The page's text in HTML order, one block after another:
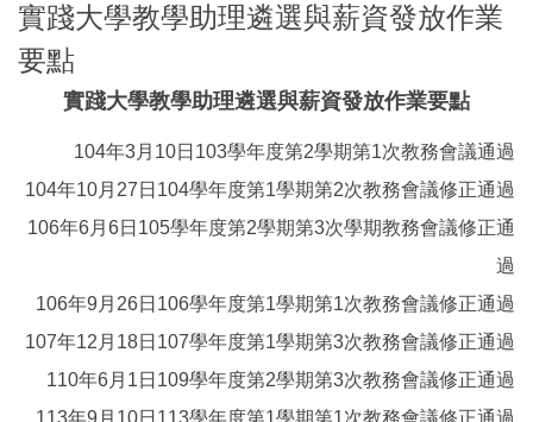
實踐大學教學助理遴選與薪資發放作業
要點
實踐大學教學助理遴選與薪資發放作業要點
104年3月10日103學年度第2學期第1次教務會議通過
104年10月27日104學年度第1學期第2次教務會議修正通過
106年6月6日105學年度第2學期第3次學期教務會議修正通
過
106年9月26日106學年度第1學期第1次教務會議修正通過
107年12月18日107學年度第1學期第3次教務會議修正通過
110年6月1日109學年度第2學期第3次教務會議修正通過